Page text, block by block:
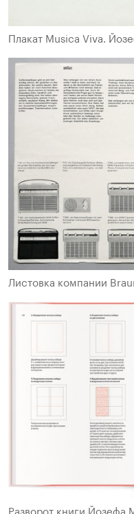
Плакат Musica Viva.
Листовка компании